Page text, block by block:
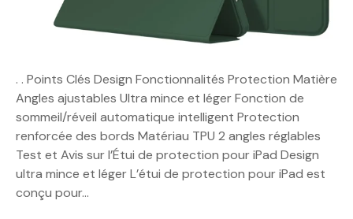
. . Points Clés Design Fonctionnalités Protection Matière
Angles ajustables Ultra mince et léger Fonction de
sommeil/réveil automatique intelligent Protection
renforcée des bords Matériau TPU 2 angles réglables
Test et Avis sur l’Étui de protection pour iPad Design
ultra mince et léger L’étui de protection pour iPad est
conçu pour…